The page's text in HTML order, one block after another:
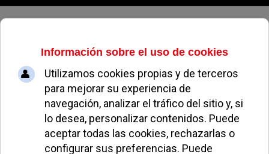
Viernes, 07 de agosto de 2026
Pozuelo participa en el III
Encuentro de la Violencia de
Género
HUGO OSMA NOTICIAS DE POZUELO 25 MAYO 2012